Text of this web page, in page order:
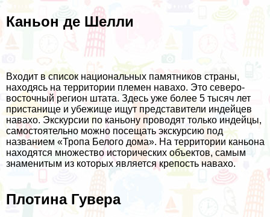
Каньон де Шелли
Входит в список национальных памятников страны,
находясь на территории племен навахо. Это северо-
восточный регион штата. Здесь уже более 5 тысяч лет
пристанище и убежище ищут представители индейцев
навахо. Экскурсии по каньону проводят только индейцы,
самостоятельно можно посещать экскурсию под
названием «Тропа Белого дома». На территории каньона
находятся множество исторических объектов, самым
знаменитым из которых является крепость навахо.
Плотина Гувера